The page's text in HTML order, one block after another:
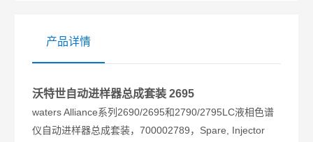
产品详情
沃特世自动进样器总成套装 2695
waters Alliance系列2690/2695和2790/2795LC液相色谱
仪自动进样器总成套装，700002789，Spare, Injector